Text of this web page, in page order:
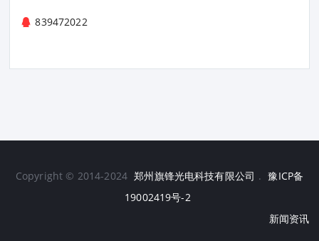
839472022
Copyright © 2014-2024 郑州旗锋光电科技有限公司 . 豫ICP备
19002419号-2
新闻资讯